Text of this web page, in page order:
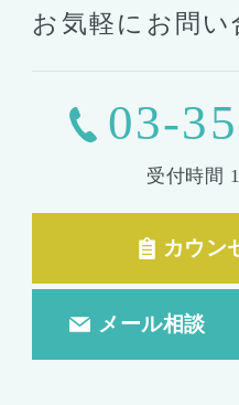
お気軽にお問い
03-
受付時間
カウン
メール相談